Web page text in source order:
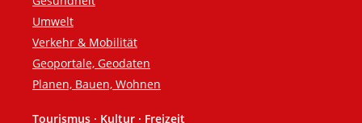
Umwelt
Verkehr & Mobilität
Geoportale, Geodaten
Planen, Bauen, Wohnen
Tourismus · Kultur · Freizeit